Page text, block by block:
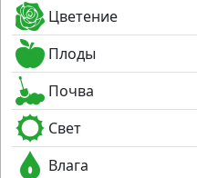
Цветение
Плоды
Почва
Свет
Влага